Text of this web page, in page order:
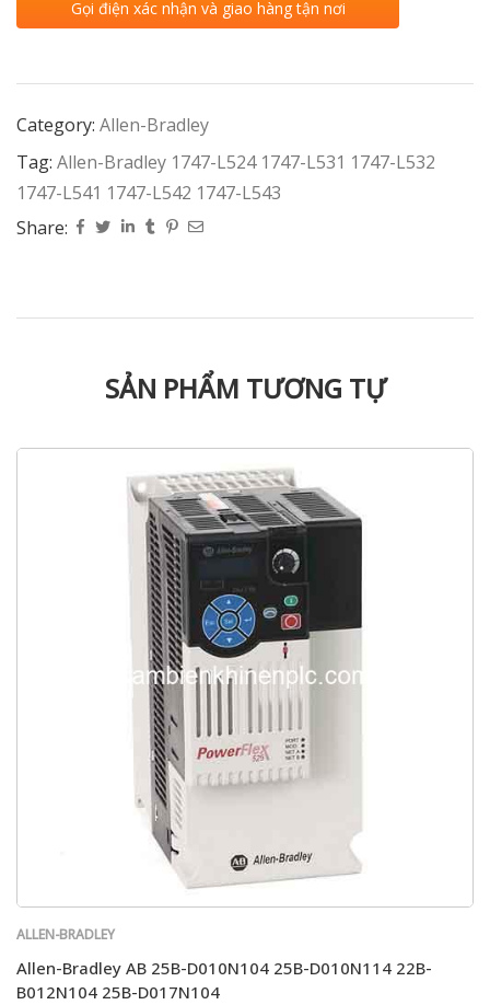
Gọi điện xác nhận và giao hàng tận nơi
Category: Allen-Bradley
Tag: Allen-Bradley 1747-L524 1747-L531 1747-L532
1747-L541 1747-L542 1747-L543
Share:
SẢN PHẨM TƯƠNG TỰ
ALLEN-BRADLEY
Allen-Bradley AB 25B-D010N104 25B-D010N114 22B-
B012N104 25B-D017N104